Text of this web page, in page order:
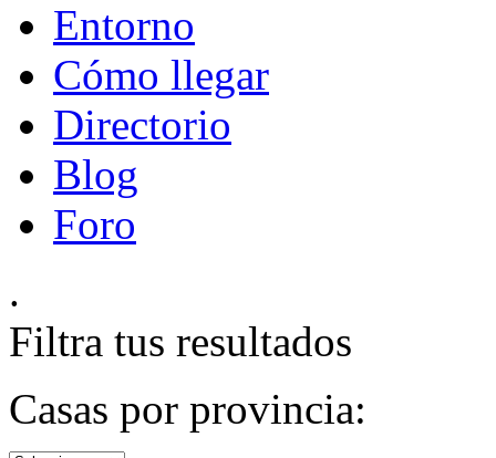
Entorno
Cómo llegar
Directorio
Blog
Foro
.
Filtra tus resultados
Casas por provincia: